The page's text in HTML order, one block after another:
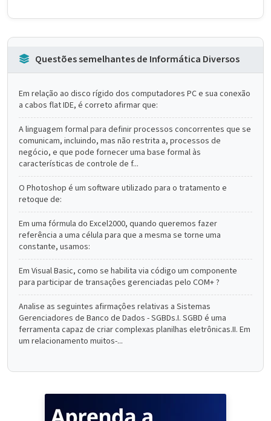
Questões semelhantes de Informática Diversos
Em relação ao disco rígido dos computadores PC e sua conexão
a cabos flat IDE, é correto afirmar que:
A linguagem formal para definir processos concorrentes que se
comunicam, incluindo, mas não restrita a, processos de
negócio, e que pode fornecer uma base formal às
características de controle de f...
O Photoshop é um software utilizado para o tratamento e
retoque de:
Em uma fórmula do Excel2000, quando queremos fazer
referência a uma célula para que a mesma se torne uma
constante, usamos:
Em Visual Basic, como se habilita via código um componente
para participar de transaçôes gerenciadas pelo COM+ ?
Analise as seguintes afirmaçôes relativas a Sistemas
Gerenciadores de Banco de Dados - SGBDs.I. SGBD é uma
ferramenta capaz de criar complexas planilhas eletrônicas.II. Em
um relacionamento muitos-...